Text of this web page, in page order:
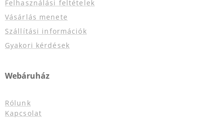
Felhasználási feltételek
Vásárlás menete
Szállítási információk
Gyakori kérdések
Webáruház
Rólunk
Kapcsolat